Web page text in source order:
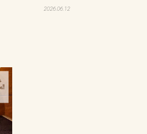
2026.06.12